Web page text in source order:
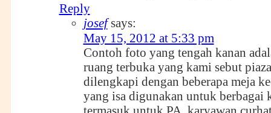
Reply
josef says:
May 15, 2012 at 5:33 pm
Contoh foto yang tengah kanan
ruang terbuka yang kami sebut
dilengkapi dengan beberapa meja
yang isa digunakan untuk berbagai